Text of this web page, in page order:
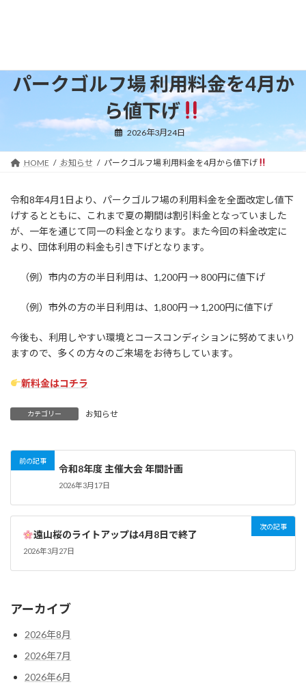
パークゴルフ場 利用料金を4月か
ら値下げ
2026年3月24日
HOME お知らせ パークゴルフ場 利用料金を4月から値下げ
令和8年4月1日より、パークゴルフ場の利用料金を全面改定し値下
げするとともに、これまで夏の期間は割引料金となっていました
が、一年を通じて同一の料金となります。また今回の料金改定に
より、団体利用の料金も引き下げとなります。
（例）市内の方の半日利用は、1,200円 → 800円に値下げ
（例）市外の方の半日利用は、1,800円 → 1,200円に値下げ
今後も、利用しやすい環境とコースコンディションに努めてまいり
ますので、多くの方々のご来場をお待ちしています。
新料金はコチラ
カテゴリー お知らせ
前の記事
令和8年度 主催大会 年間計画
2026年3月17日
次の記事
遠山桜のライトアップは4月8日で終了
2026年3月27日
アーカイブ
2026年8月
2026年7月
2026年6月